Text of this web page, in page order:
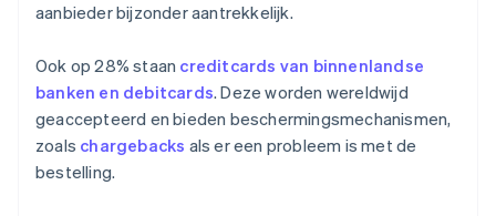
aanbieder bijzonder aantrekkelijk.
Ook op 28% staan creditcards van binnenlandse
banken en debitcards. Deze worden wereldwijd
geaccepteerd en bieden beschermingsmechanismen,
zoals chargebacks als er een probleem is met de
bestelling.